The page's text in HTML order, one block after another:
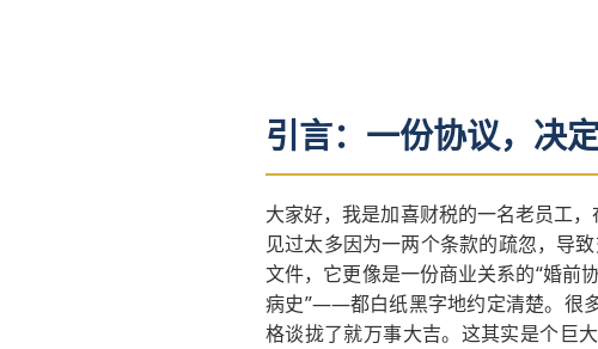
引言：一份协议，决
大家好，我是加喜财税的一名老员工
见过太多因为一两个条款的疏忽，导
文件，它更像是一份商业关系的“婚前
病史”——都白纸黑字地约定清楚。很
格谈拢了就万事大吉。这其实是个巨